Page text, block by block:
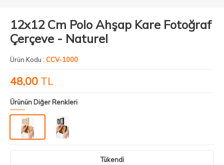
12x12 Cm Polo Ahşap Kare Fotoğraf
Çerçeve - Naturel
Ürün Kodu : CCV-1000
48,00 TL
Ürünün Diğer Renkleri
Tükendi